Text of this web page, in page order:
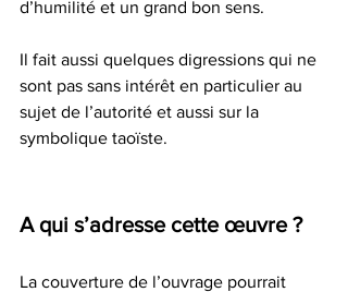
d’humilité et un grand bon sens.
Il fait aussi quelques digressions qui ne
sont pas sans intérêt en particulier au
sujet de l’autorité et aussi sur la
symbolique taoïste.
A qui s’adresse cette œuvre ?
La couverture de l’ouvrage pourrait